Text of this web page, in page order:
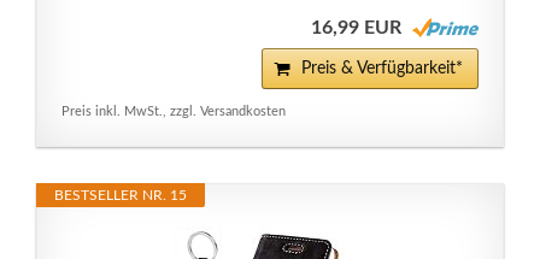
16,99 EUR
Preis & Verfügbarkeit*
Preis inkl. MwSt., zzgl. Versandkosten
BESTSELLER NR. 15